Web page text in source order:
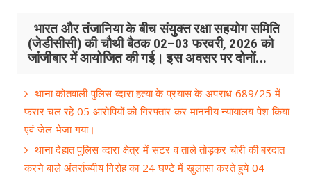
भारत और तंजानिया के बीच संयुक्त रक्षा सहयोग समिति
(जेडीसीसी) की चौथी बैठक 02–03 फरवरी, 2026 को
जांजीबार में आयोजित की गई। इस अवसर पर दोनों...
थाना कोतवाली पुलिस व्दारा हत्या के प्रयास के अपराध 689/25 में
फरार चल रहे 05 आरोपियों को गिरफ्तार कर माननीय न्यायालय पेश किया
एवं जेल भेजा गया।
थाना देहात पुलिस व्दारा क्षेत्र में सटर व ताले तोड़कर चोरी की बरदात
करने बाले अंतर्राज्यीय गिरोह का 24 घण्टे में खुलासा करते हुये 04